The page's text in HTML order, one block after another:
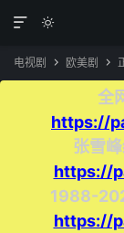


电视剧  欧美剧 
全
https://
张雪
https://
1988-
https://